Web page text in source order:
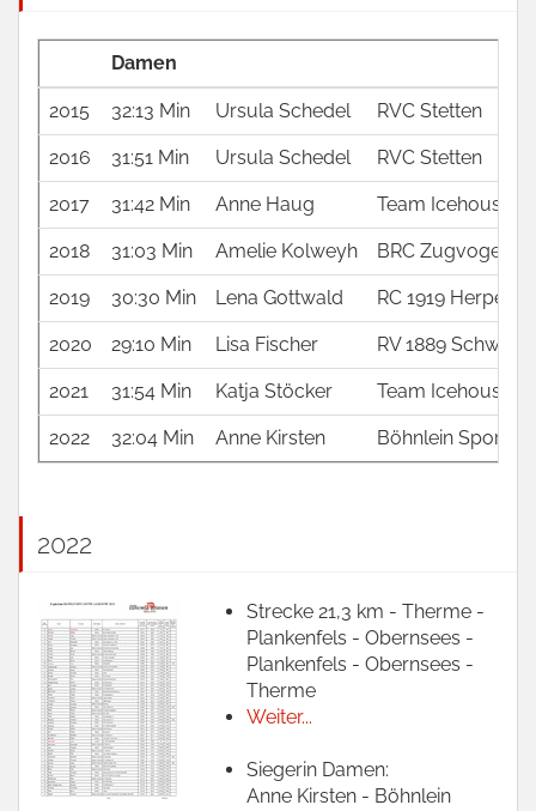
Damen
2015 32:13 Min Ursula Schedel RVC Stetten
2016 31:51 Min Ursula Schedel RVC Stetten
2017 31:42 Min Anne Haug Team Icehouse
2018 31:03 Min Amelie Kolweyh BRC Zugvogel
2019 30:30 Min Lena Gottwald RC 1919
2020 29:10 Min Lisa Fischer RV 1889
2021 31:54 Min Katja Stöcker Team Icehouse
2022 32:04 Min Anne Kirsten Böhnlein Sports
2022
Strecke 21,3 km - Therme -
Plankenfels - Obernsees -
Plankenfels - Obernsees -
Therme
Weiter...
Siegerin Damen:
Anne Kirsten - Böhnlein